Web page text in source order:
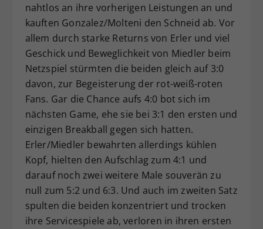
nahtlos an ihre vorherigen Leistungen an und
kauften Gonzalez/Molteni den Schneid ab. Vor
allem durch starke Returns von Erler und viel
Geschick und Beweglichkeit von Miedler beim
Netzspiel stürmten die beiden gleich auf 3:0
davon, zur Begeisterung der rot-weiß-roten
Fans. Gar die Chance aufs 4:0 bot sich im
nächsten Game, ehe sie bei 3:1 den ersten und
einzigen Breakball gegen sich hatten.
Erler/Miedler bewahrten allerdings kühlen
Kopf, hielten den Aufschlag zum 4:1 und
darauf noch zwei weitere Male souverän zu
null zum 5:2 und 6:3. Und auch im zweiten Satz
spulten die beiden konzentriert und trocken
ihre Servicespiele ab, verloren in ihren ersten